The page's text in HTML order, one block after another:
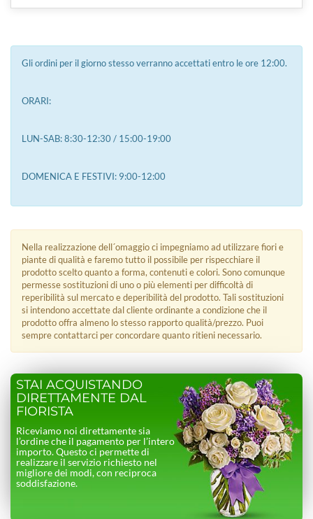
Gli ordini per il giorno stesso verranno accettati entro le ore 12:00.
ORARI:
LUN-SAB: 8:30-12:30 / 15:00-19:00
DOMENICA E FESTIVI: 9:00-12:00
Nella realizzazione dell´omaggio ci impegniamo ad utilizzare fiori e
piante di qualità e faremo tutto il possibile per rispecchiare il
prodotto scelto quanto a forma, contenuti e colori. Sono comunque
permesse sostituzioni di uno o più elementi per difficoltà di
reperibilità sul mercato e deperibilità del prodotto. Tali sostituzioni
si intendono accettate dal cliente ordinante a condizione che il
prodotto offra almeno lo stesso rapporto qualità/prezzo. Puoi
sempre contattarci per concordare quanto ritieni necessario.
STAI ACQUISTANDO
DIRETTAMENTE DAL
FIORISTA
Riceviamo noi direttamente sia
l’ordine che il pagamento per l’intero
importo. Questo ci permette di
realizzare il servizio richiesto nel
migliore dei modi, con reciproca
soddisfazione.